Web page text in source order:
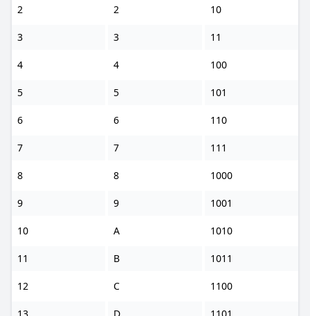
2 2 10
3 3 11
4 4 100
5 5 101
6 6 110
7 7 111
8 8 1000
9 9 1001
10 A 1010
11 B 1011
12 C 1100